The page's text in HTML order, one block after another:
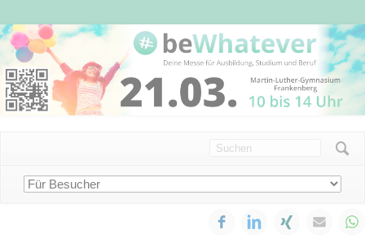
Navigation
FacebookLinkedInXing E-